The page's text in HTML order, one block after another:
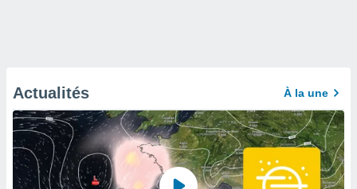
Actualités À la une